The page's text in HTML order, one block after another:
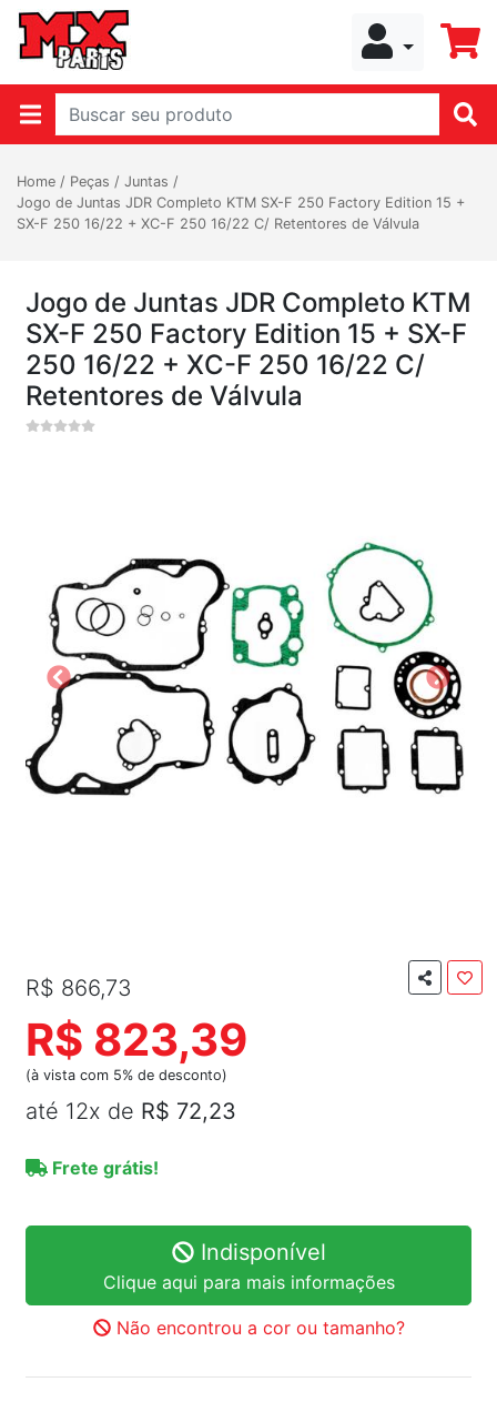
Home / Peças / Juntas /
Jogo de Juntas JDR Completo KTM SX-F 250 Factory Edition 15 +
SX-F 250 16/22 + XC-F 250 16/22 C/ Retentores de Válvula
Jogo de Juntas JDR Completo KTM
SX-F 250 Factory Edition 15 + SX-F
250 16/22 + XC-F 250 16/22 C/
Retentores de Válvula
R$ 866,73
R$ 823,39
(à vista com 5% de desconto)
até 12x de R$ 72,23
Frete grátis!
Indisponível
Clique aqui para mais informações
Não encontrou a cor ou tamanho?